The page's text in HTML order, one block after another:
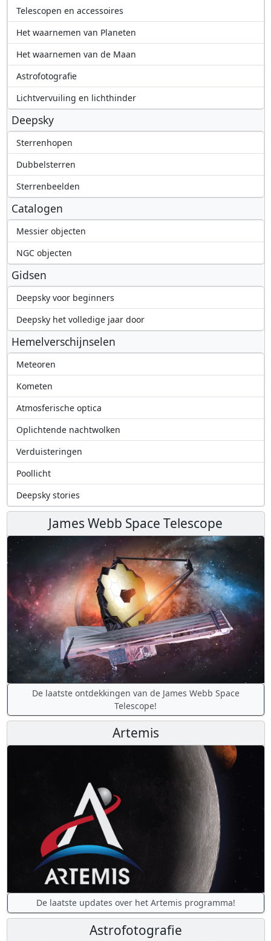
Telescopen en accessoires
Het waarnemen van Planeten
Het waarnemen van de Maan
Astrofotografie
Lichtvervuiling en lichthinder
Deepsky
Sterrenhopen
Dubbelsterren
Sterrenbeelden
Catalogen
Messier objecten
NGC objecten
Gidsen
Deepsky voor beginners
Deepsky het volledige jaar door
Hemelverschijnselen
Meteoren
Kometen
Atmosferische optica
Oplichtende nachtwolken
Verduisteringen
Poollicht
Deepsky stories
James Webb Space Telescope
De laatste ontdekkingen van de James Webb Space
Telescope!
Artemis
De laatste updates over het Artemis programma!
Astrofotografie